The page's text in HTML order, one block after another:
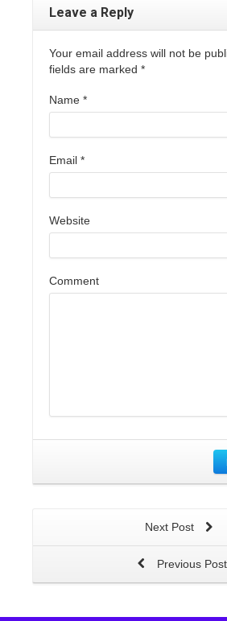
Leave a Reply
Your email address will not be
fields are marked *
Name *
Email *
Website
Comment
Next Post
Previous Post